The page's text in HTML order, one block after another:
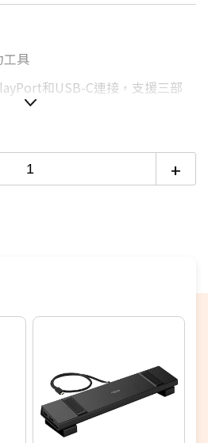
$274 18家銀行/業者
聯名卡滿額最高回饋25%
額享回饋
工具
和USB-C連接，支援三部
+